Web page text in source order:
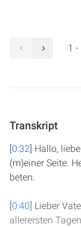
1
Transkript
[0:32] Hallo,
(m)einer Seite.
beten.
[0:40] Lieber
allerersten